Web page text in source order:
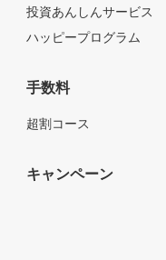
投資あんしんサービス
ハッピープログラム
手数料
超割コース
キャンペーン